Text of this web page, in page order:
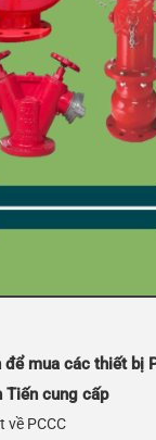
mua các thiết bị
Tiến cung cấp
về PCCC